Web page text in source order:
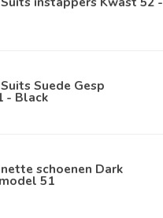
Suits Suede Gesp
- Black
nette schoenen Dark
51